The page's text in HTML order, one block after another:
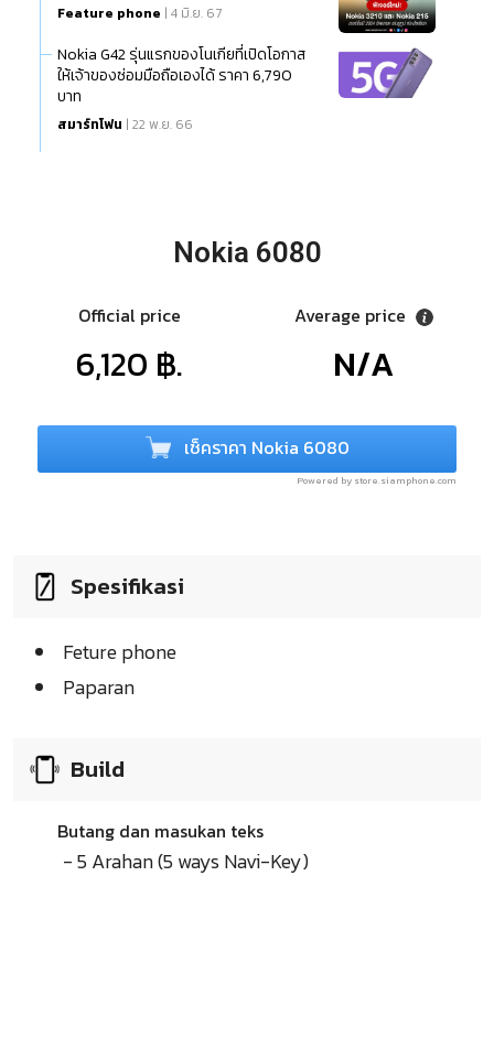
Feature phone | 4 มิ.ย. 67
Nokia G42 รุ่นแรกของโนเกียที่เปิดโอกาส
ให้เจ้าของซ่อมมือถือเองได้ ราคา 6,790
บาท
สมาร์ทโฟน | 22 พ.ย. 66
Nokia 6080
Official price
6,120 ฿.
Average price
N/A
เช็คราคา Nokia 6080
Powered by store.siamphone.com
Spesifikasi
Feture phone
Paparan
Build
Butang dan masukan teks
- 5 Arahan (5 ways Navi-Key)